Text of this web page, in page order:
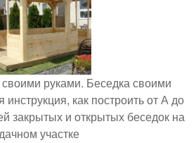
руками. Беседка своими
как построить от А до
закрытых и открытых беседок на
участке